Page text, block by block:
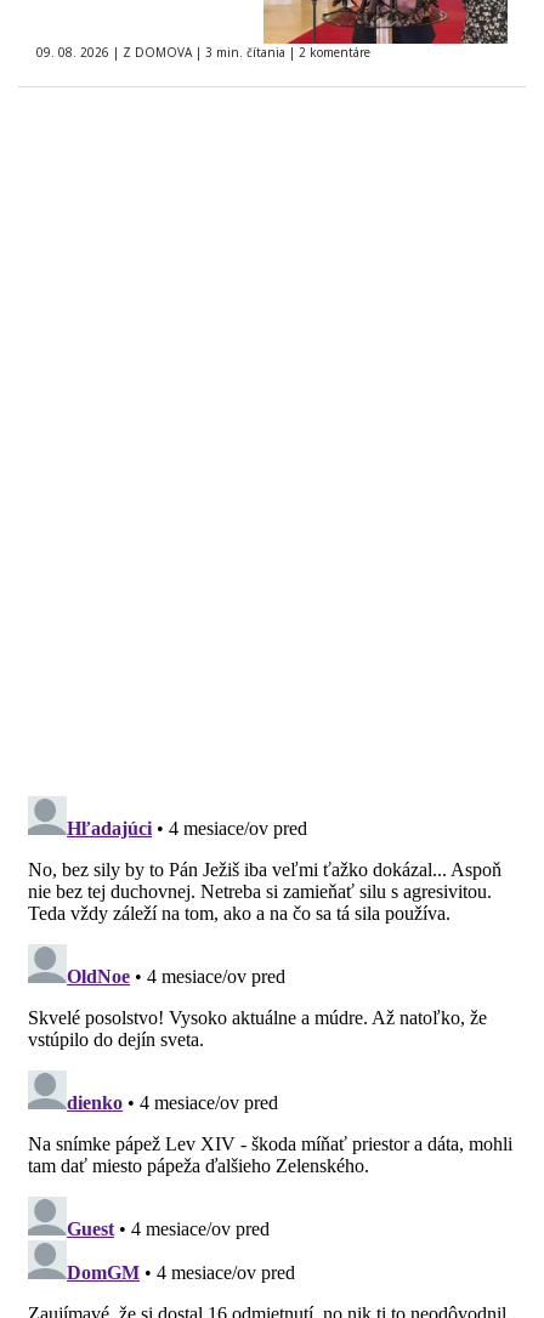
09. 08. 2026 | Z DOMOVA | 3 min. čítania | 2 komentáre